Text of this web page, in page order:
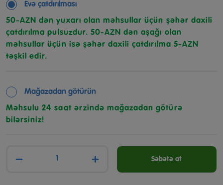
Evə çatdırılması
50-AZN dən yuxarı olan məhsullar üçün şəhər daxili
çatdırılma pulsuzdur. 50-AZN dən aşağı olan
məhsullar üçün isə şəhər daxili çatdırılma 5-AZN
təşkil edir.
Mağazadan götürün
Məhsulu 24 saat ərzində mağazadan götürə
bilərsiniz!
− + Səbətə at